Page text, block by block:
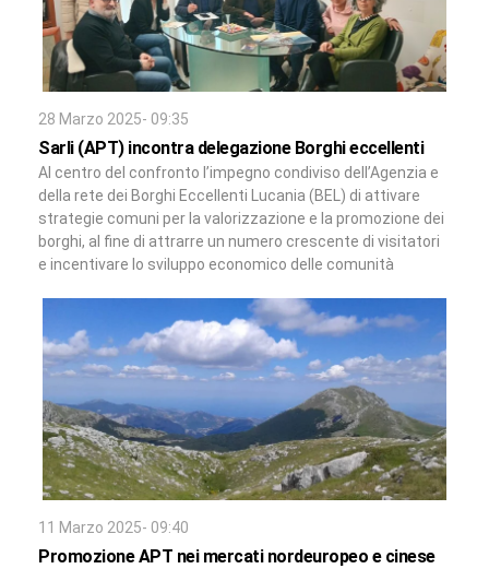
28 Marzo 2025- 09:35
Sarli (APT) incontra delegazione Borghi eccellenti
Al centro del confronto l’impegno condiviso dell’Agenzia e
della rete dei Borghi Eccellenti Lucania (BEL) di attivare
strategie comuni per la valorizzazione e la promozione dei
borghi, al fine di attrarre un numero crescente di visitatori
e incentivare lo sviluppo economico delle comunità
11 Marzo 2025- 09:40
Promozione APT nei mercati nordeuropeo e cinese